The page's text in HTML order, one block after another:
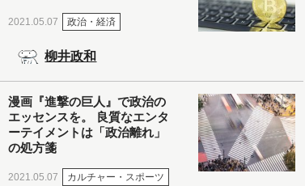
2021.05.07 政治・経済
柳井政和
漫画『進撃の巨人』で政治の
エッセンスを。 良質なエンタ
ーテイメントは「政治離れ」
の処方箋
2021.05.07 カルチャー・スポーツ